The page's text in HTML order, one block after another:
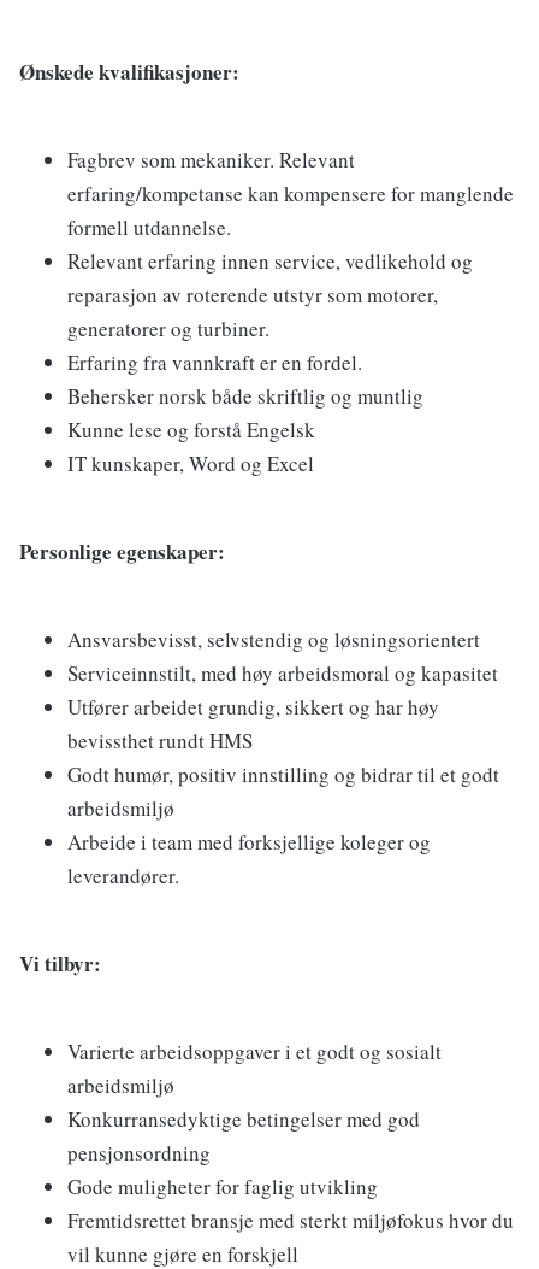
Ønskede kvalifikasjoner:
Fagbrev som mekaniker. Relevant
erfaring/kompetanse kan kompensere for manglende
formell utdannelse.
Relevant erfaring innen service, vedlikehold og
reparasjon av roterende utstyr som motorer,
generatorer og turbiner.
Erfaring fra vannkraft er en fordel.
Behersker norsk både skriftlig og muntlig
Kunne lese og forstå Engelsk
IT kunskaper, Word og Excel
Personlige egenskaper:
Ansvarsbevisst, selvstendig og løsningsorientert
Serviceinnstilt, med høy arbeidsmoral og kapasitet
Utfører arbeidet grundig, sikkert og har høy
bevissthet rundt HMS
Godt humør, positiv innstilling og bidrar til et godt
arbeidsmiljø
Arbeide i team med forksjellige koleger og
leverandører.
Vi tilbyr:
Varierte arbeidsoppgaver i et godt og sosialt
arbeidsmiljø
Konkurransedyktige betingelser med god
pensjonsordning
Gode muligheter for faglig utvikling
Fremtidsrettet bransje med sterkt miljøfokus hvor du
vil kunne gjøre en forskjell